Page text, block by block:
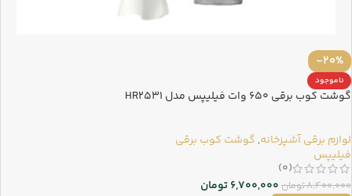
-20%
ناموجود
گوشت کوب برقی 650 وات فیلیپس مدل HR2531
لوازم برقی آشپزخانه, گوشت کوب برقی
فیلیپس
(0)
8,400,000تومان 6,700,000تومان